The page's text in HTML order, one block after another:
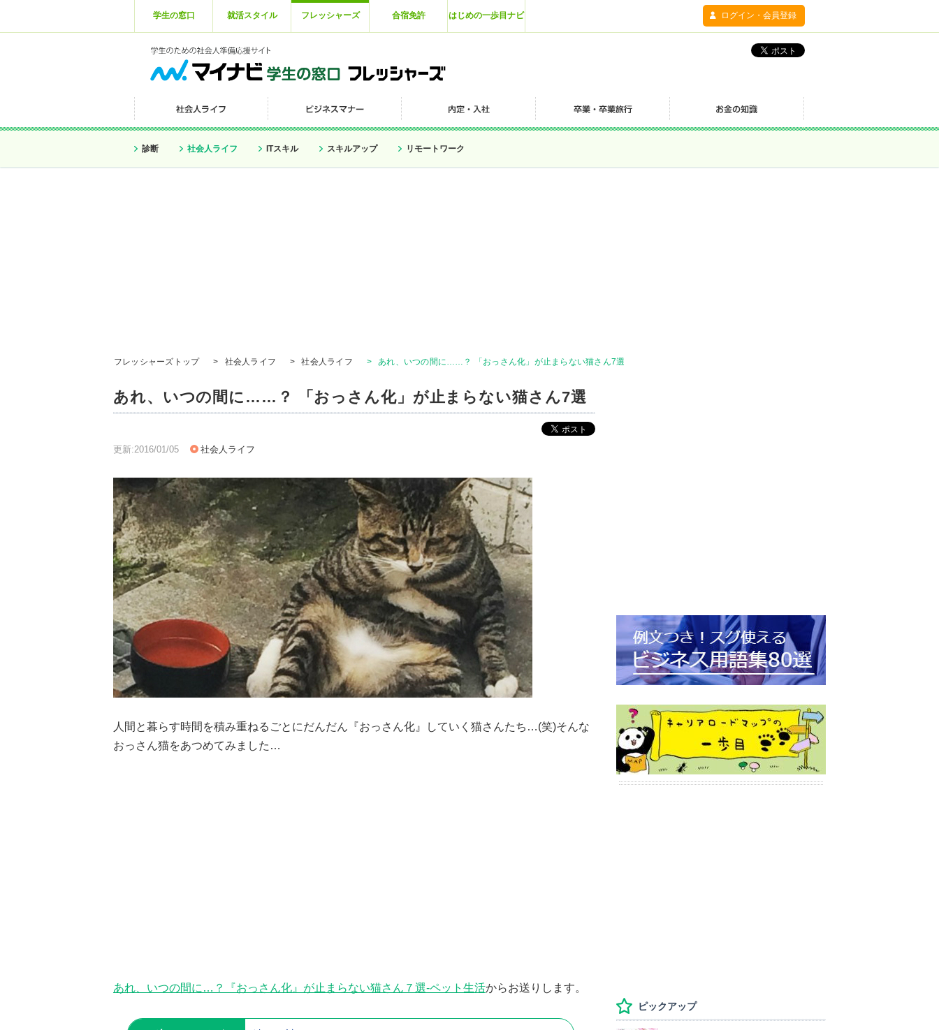
学生の窓口 就活スタイル フレッシャーズ 合宿免許 はじめの一歩目ナビ ログイン・会員登録
診断 社会人ライフ ITスキル スキルアップ リモートワーク
フレッシャーズトップ > 社会人ライフ > 社会人ライフ > あれ、いつの間に……？ 「おっさん化」が止まらない猫さん7選
あれ、いつの間に……？ 「おっさん化」が止まらない猫さん7選
更新:2016/01/05 社会人ライフ
人間と暮らす時間を積み重ねるごとにだんだん『おっさん化』していく猫さんたち…(笑)そんな
おっさん猫をあつめてみました…
あれ、いつの間に…？『おっさん化』が止まらない猫さん７選-ペット生活からお送りします。
ピックアップ